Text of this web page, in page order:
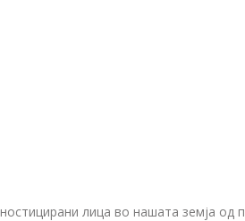
лица во нашата земја од